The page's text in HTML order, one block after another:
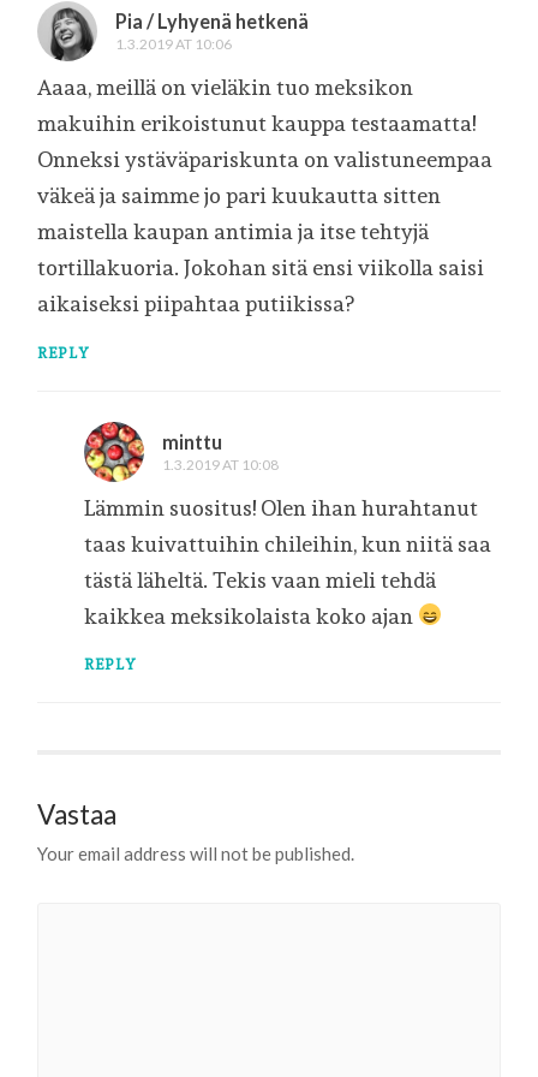
Pia / Lyhyenä hetkenä
1.3.2019 AT 10:06
Aaaa, meillä on vieläkin tuo meksikon
makuihin erikoistunut kauppa testaamatta!
Onneksi ystäväpariskunta on valistuneempaa
väkeä ja saimme jo pari kuukautta sitten
maistella kaupan antimia ja itse tehtyjä
tortillakuoria. Jokohan sitä ensi viikolla saisi
aikaiseksi piipahtaa putiikissa?
REPLY
minttu
1.3.2019 AT 10:08
Lämmin suositus! Olen ihan hurahtanut
taas kuivattuihin chileihin, kun niitä saa
tästä läheltä. Tekis vaan mieli tehdä
kaikkea meksikolaista koko ajan
REPLY
Vastaa
Your email address will not be published.